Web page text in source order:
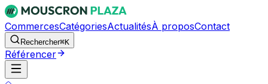
CommercesCatégoriesActualitésÀ proposContact
Rechercher⌘K
Référencer